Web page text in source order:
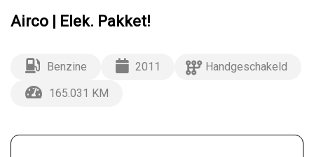
Airco | Elek. Pakket!
Benzine 2011
Handgeschakeld
165.031 KM